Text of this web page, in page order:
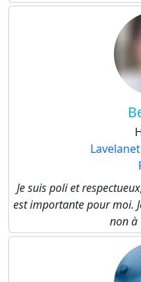
Je suis poli et
est importante pour moi.
non à